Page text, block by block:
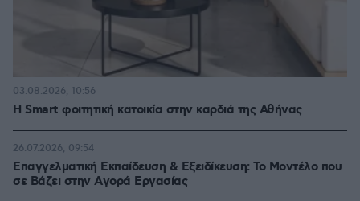
Η Smart φοιτητική κατοικία στην καρδιά της Αθήνας
03.08.2026, 10:56
Επαγγελματική Εκπαίδευση & Εξειδίκευση: Το Mοντέλο που
σε Bάζει στην Aγορά Eργασίας
26.07.2026, 09:54